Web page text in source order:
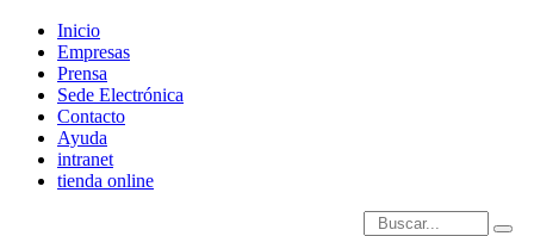
Inicio
Empresas
Prensa
Sede Electrónica
Contacto
Ayuda
intranet
tienda online
Introduce términos de